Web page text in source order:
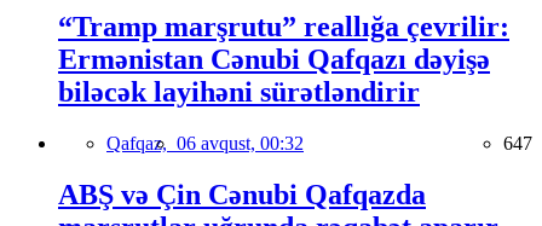
“Tramp marşrutu” reallığa çevrilir:
Ermənistan Cənubi Qafqazı dəyişə
biləcək layihəni sürətləndirir
Qafqaz, 06 avqust, 00:32 647
ABŞ və Çin Cənubi Qafqazda